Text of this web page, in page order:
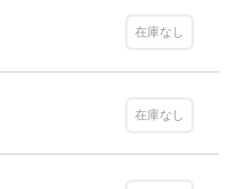
在庫なし
在庫なし